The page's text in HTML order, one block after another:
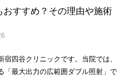
おすすめ？その理由や施術
四谷クリニックです。当院では、
「最大出力の広範囲ダブル照射」で